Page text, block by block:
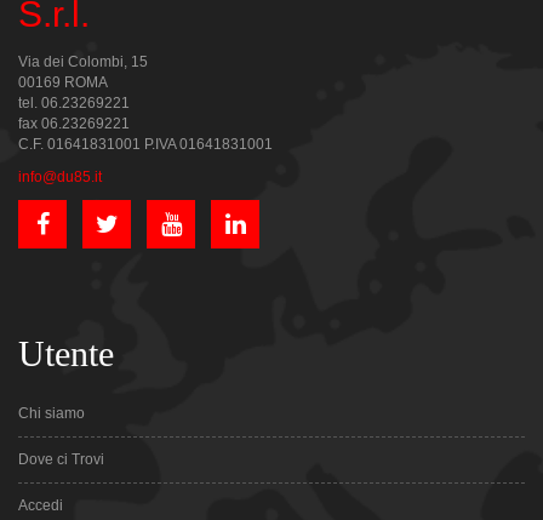
S.r.l.
Via dei Colombi, 15
00169 ROMA
tel. 06.23269221
fax 06.23269221
C.F. 01641831001 P.IVA 01641831001
info@du85.it
Utente
Chi siamo
Dove ci Trovi
Accedi